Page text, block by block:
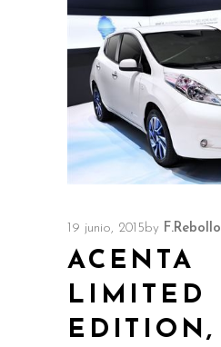
19 junio, 2015by F.Rebollo
ACENTA
LIMITED
EDITION,